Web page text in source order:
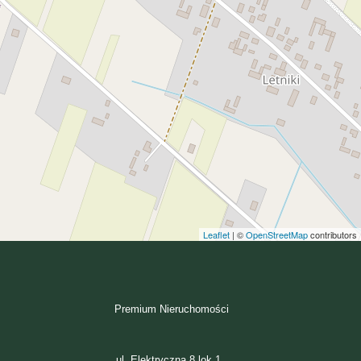
Leaflet | ©OpenStreetMapcontributors
Premium Nieruchomości